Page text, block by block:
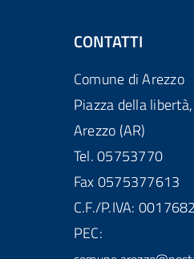
CONTATTI
Comune di Arezzo
Piazza della
Arezzo (AR)
Tel. 05753770
Fax 0575377613
C.F./P.IVA:
PEC: